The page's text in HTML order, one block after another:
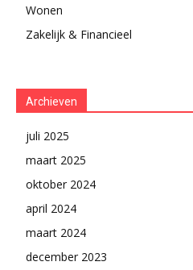
Wonen
Zakelijk & Financieel
Archieven
juli 2025
maart 2025
oktober 2024
april 2024
maart 2024
december 2023